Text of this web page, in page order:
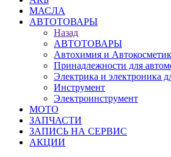
МАСЛА
АВТОТОВАРЫ
Назад
АВТОТОВАРЫ
Автохимия и
Принадлежности для
Электрика и электроника
Инструмент
Электроинструмент
МОТО
ЗАПЧАСТИ
ЗАПИСЬ НА СЕРВИС
АКЦИИ